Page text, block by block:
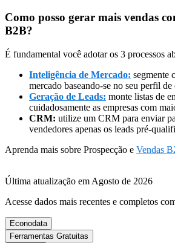
Como posso gerar mais vendas
B2B?
É fundamental você adotar os 3 processos
Inteligência de Mercado: segmente
mercado baseando-se no seu perfil
Geração de Leads: monte listas de
cuidadosamente as empresas com
CRM: utilize um CRM para enviar
vendedores apenas os leads pré-
Aprenda mais sobre Prospecção e Vendas
Última atualização em Agosto de 2026
Acesse dados mais recentes e completos
Econodata
Ferramentas Gratuitas